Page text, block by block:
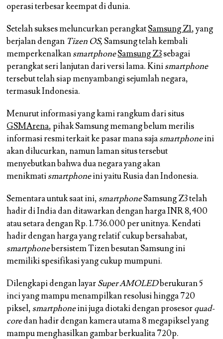
operasi terbesar keempat di dunia.
Setelah sukses meluncurkan perangkatSamsung Z1, yang
berjalan dengan Tizen OS,Samsung telah kembali
memperkenalkansmartphoneSamsung Z3sebagai
perangkat seri lanjutan dari versi lama. Kinismartphone
tersebut telah siap menyambangi sejumlah negara,
termasuk Indonesia.
Menurut informasi yang kami rangkum dari situs
GSMArena, pihak Samsung memang belum merilis
informasi resmi terkait ke pasar mana sajasmartphoneini
akan dilucurkan, namun laman situs tersebut
menyebutkan bahwa dua negara yang akan
menikmatismartphoneini yaitu Rusia dan Indonesia.
Sementara untuk saat ini, smartphoneSamsung Z3 telah
hadir di India dan ditawarkan dengan harga INR 8,400
atau setara dengan Rp. 1.736.000 per unitnya. Kendati
hadir dengan harga yang relatif cukup bersahabat,
smartphonebersistem Tizen besutan Samsung ini
memiliki spesifikasi yang cukup mumpuni.
Dilengkapi dengan layarSuper AMOLEDberukuran 5
inci yang mampu menampilkan resolusi hingga 720
piksel, smartphoneini juga diotaki dengan prosesorquad-
coredan hadir dengan kamera utama 8 megapiksel yang
mampu menghasilkan gambar berkualita 720p.